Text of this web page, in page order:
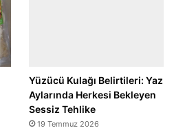
Yüzücü Kulağı Belirtileri: Yaz
Aylarında Herkesi Bekleyen
Sessiz Tehlike
19 Temmuz 2026